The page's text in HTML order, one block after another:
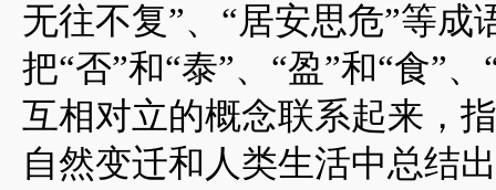
无往不复”、“居安思危”等成
把“否”和“泰”、“盈”和“食”
互相对立的概念联系起来，
自然变迁和人类生活中总结